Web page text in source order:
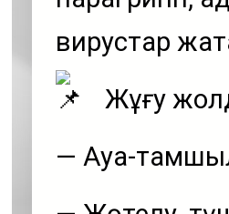
вирустар
Жұғу
— Ауа-